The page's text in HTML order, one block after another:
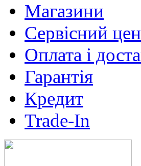
Магазини
Сервісний
Оплата і
Гарантія
Кредит
Trade-In